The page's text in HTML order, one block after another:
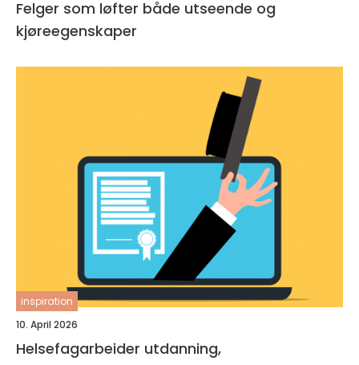
Felger som løfter både utseende og
kjøreegenskaper
inspiration
10. April 2026
Helsefagarbeider utdanning,